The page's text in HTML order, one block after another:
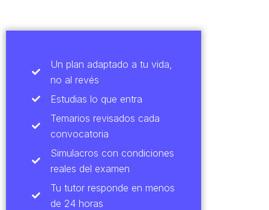
Un plan adaptado a tu vida,
no al revés
Estudias lo que entra
Temarios revisados cada
convocatoria
Simulacros con condiciones
reales del examen
Tu tutor responde en menos
de 24 horas